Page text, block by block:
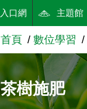
入口網 主題館
首頁 數位學習
茶樹施肥